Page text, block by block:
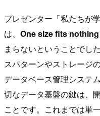
プレゼンター「私たちが
は、 One size fits
まらないということでし
スパターンやストレージ
データベース管理システ
切なデータ基盤の鍵は、
ことです。これまでは単